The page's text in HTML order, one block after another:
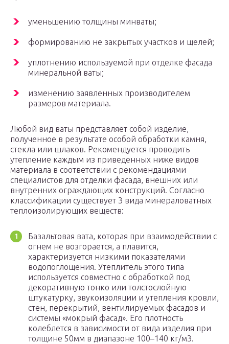
уменьшению толщины минваты;
формированию не закрытых участков и щелей;
уплотнению используемой при отделке фасада
минеральной ваты;
изменению заявленных производителем
размеров материала.
Любой вид ваты представляет собой изделие,
полученное в результате особой обработки камня,
стекла или шлаков. Рекомендуется проводить
утепление каждым из приведенных ниже видов
материала в соответствии с рекомендациями
специалистов для отделки фасада, внешних или
внутренних ограждающих конструкций. Согласно
классификации существует 3 вида минераловатных
теплоизолирующих веществ:
Базальтовая вата, которая при взаимодействии с
огнем не возгорается, а плавится,
характеризуется низкими показателями
водопоглощения. Утеплитель этого типа
используется совместно с обработкой под
декоративную тонко или толстослойную
штукатурку, звукоизоляции и утепления кровли,
стен, перекрытий, вентилируемых фасадов и
системы «мокрый фасад». Его плотность
колеблется в зависимости от вида изделия при
толщине 50мм в диапазоне 100–140 кг/м3.